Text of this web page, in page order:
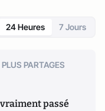
24 Heures 7 Jours
PLUS PARTAGES
passé